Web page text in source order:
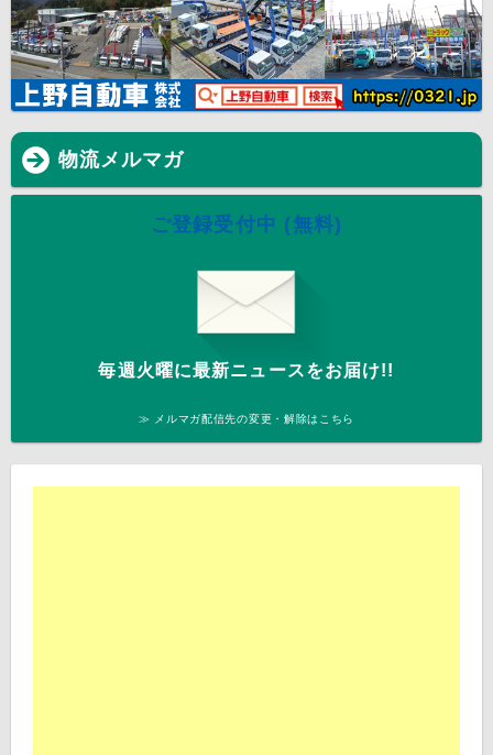
物流メルマガ
ご登録受付中 (無料)
毎週火曜に最新ニュースをお届け!!
≫ メルマガ配信先の変更・解除はこちら